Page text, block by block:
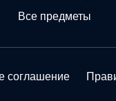
Все предметы
соглашение